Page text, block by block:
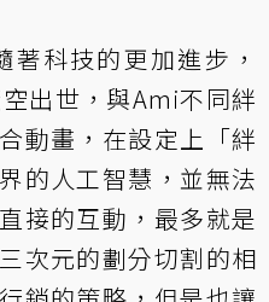
科技的更加進步，
出世，與Ami不同絆
動畫，在設定上「絆
的人工智慧，並無法
接的互動，最多就是
次元的劃分切割的相